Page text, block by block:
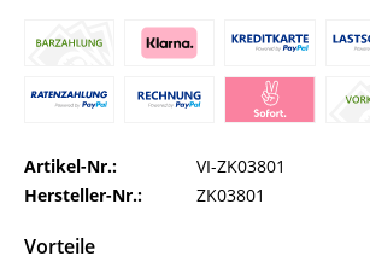
Artikel-Nr.:
VI-ZK03801
Hersteller-Nr.:
ZK03801
Vorteile